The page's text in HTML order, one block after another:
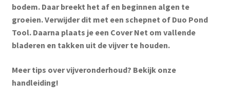
bodem. Daar breekt het af en beginnen algen te
groeien. Verwijder dit met een schepnet of Duo Pond
Tool. Daarna plaats je een Cover Net om vallende
bladeren en takken uit de vijver te houden.
Meer tips over vijveronderhoud? Bekijk onze
handleiding!